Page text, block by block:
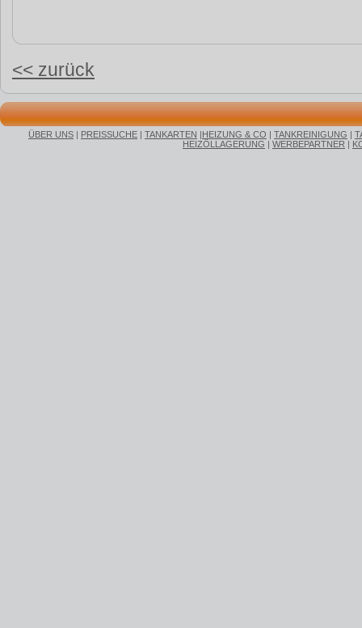
<< zurück
ÜBER UNS | PREISSUCHE | TANKARTEN |HEIZUNG & CO | TANKREINIGUNG |
HEIZÖLLAGERUNG | WERBEPARTNER |